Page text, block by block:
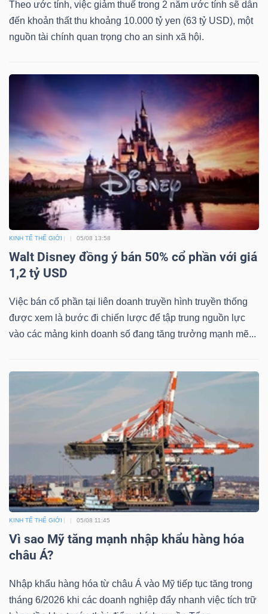
Theo ước tính, việc giảm thuế trong 2 năm ước tính sẽ dẫn
đến khoản thất thu khoảng 10.000 tỷ yen (63 tỷ USD), một
nguồn tài chính quan trọng cho an sinh xã hội.
KINH TẾ THẾ GIỚI 05/08 13:58
Walt Disney đồng ý bán 50% cổ phần với giá
1,2 tỷ USD
Việc bán cổ phần tại liên doanh truyền hình truyền thống
được xem là bước đi chiến lược để tập trung nguồn lực
vào các mảng kinh doanh số đang tăng trưởng mạnh mẽ...
KINH TẾ THẾ GIỚI 05/08 11:45
Vì sao Mỹ tăng mạnh nhập khẩu hàng hóa
châu Á?
Nhập khẩu hàng hóa từ châu Á vào Mỹ tiếp tục tăng trong
tháng 6/2026 khi các doanh nghiệp đẩy nhanh việc tích trữ
CÔNG
NGHỆ
THÔNG
DỊCH
TRUYỀN
TIỆN
ÍCH
SẢN
Mã
chứng
khoán
Tất cả
Lãnh
đạo